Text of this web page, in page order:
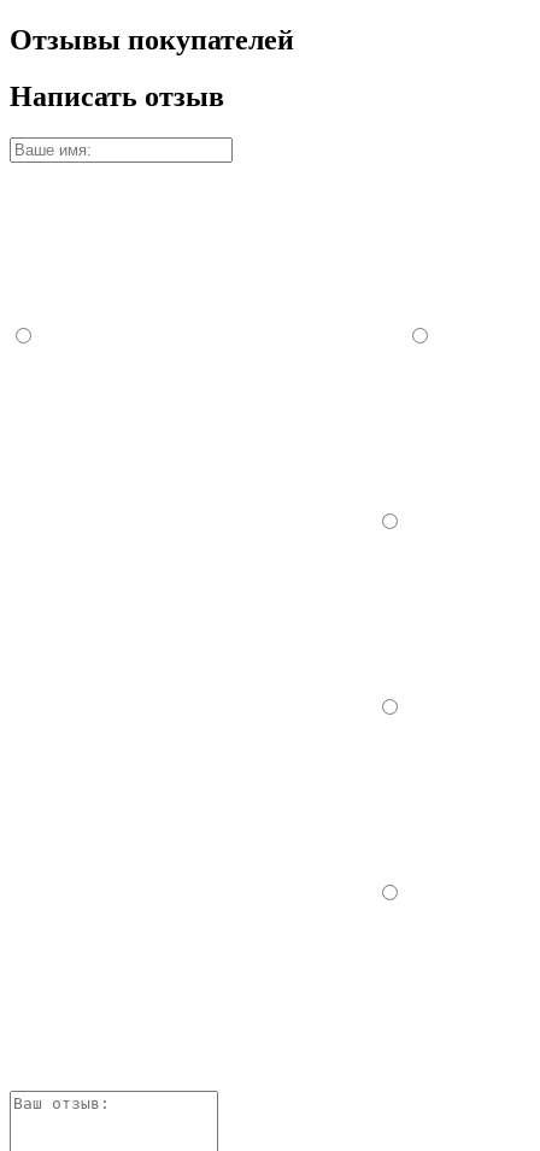
Отзывы покупателей
Написать отзыв